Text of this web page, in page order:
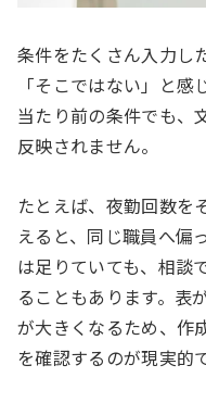
条件をたくさん入力し
「そこではない」と
当たり前の条件でも、
反映されません。
たとえば、夜勤回数を
えると、同じ職員へ偏
は足りていても、相談
ることもあります。表
が大きくなるため、作
を確認するのが現実的で